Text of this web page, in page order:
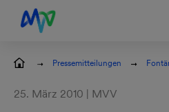
Zur
Zum Hauptinhalt
Zur
Kontakt EN Login
Pressemitteilungen
25. März 2010 | MVV